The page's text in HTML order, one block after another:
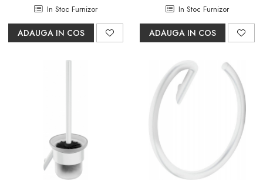
In Stoc Furnizor
ADAUGA IN COS
In Stoc Furnizor
ADAUGA IN COS